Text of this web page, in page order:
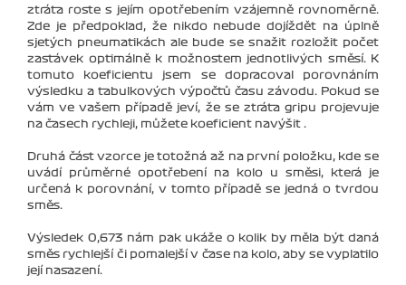
ztráta roste s jejím opotřebením vzájemně rovnoměrně.
Zde je předpoklad, že nikdo nebude dojíždět na úplně
sjetých pneumatikách ale bude se snažit rozložit počet
zastávek optimálně k možnostem jednotlivých směsí. K
tomuto koeficientu jsem se dopracoval porovnáním
výsledku a tabulkových výpočtů času závodu. Pokud se
vám ve vašem případě jeví, že se ztráta gripu projevuje
na časech rychleji, můžete koeficient navýšit .
Druhá část vzorce je totožná až na první položku, kde se
uvádí průměrné opotřebení na kolo u směsi, která je
určená k porovnání, v tomto případě se jedná o tvrdou
směs.
Výsledek 0,673 nám pak ukáže o kolik by měla být daná
směs rychlejší či pomalejší v čase na kolo, aby se vyplatilo
její nasazení.